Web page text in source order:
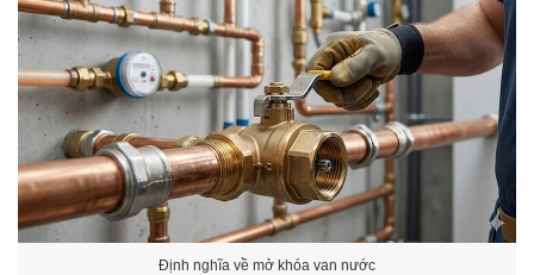
Định nghĩa về mở khóa van nước